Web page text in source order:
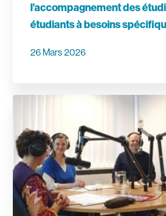
l’accompagnement des
étudiants à besoins
26 Mars 2026